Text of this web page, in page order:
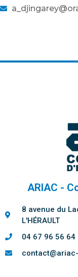
ARIAC -
8 avenue du
L'HÉRAULT
04 67 96 56 64